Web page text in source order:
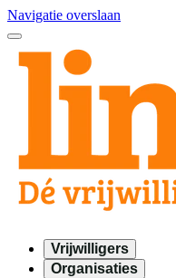
Navigatie overslaan
Vrijwilligers
Organisaties